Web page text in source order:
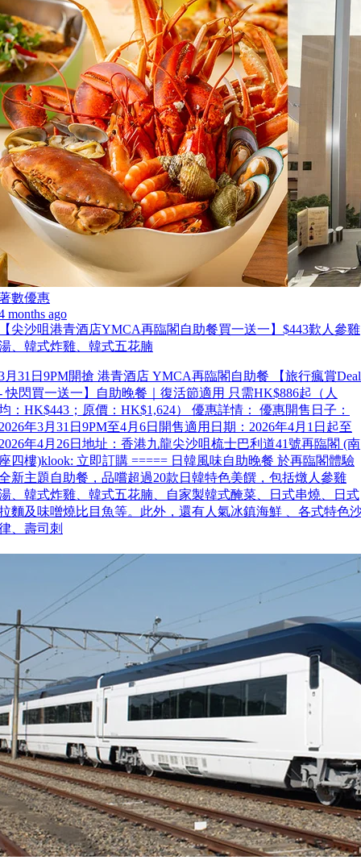
數優惠
months ago
尖沙咀港青酒店YMCA再臨閣自助餐買一送一】$443歎人參雞
、韓式炸雞、韓式五花腩
月31日9PM開搶 港青酒店 YMCA再臨閣自助餐 【旅行瘋賞Deal
快閃買一送一】自助晚餐｜復活節適用 只需HK$886起（人
：HK$443；原價：HK$1,624） 優惠詳情： 優惠開售日子：
年3月31日9PM至4月6日開售適用日期：2026年4月1日起至
年4月26日地址：香港九龍尖沙咀梳士巴利道41號再臨閣 (南
四樓)klook: 立即訂購 ===== 日韓風味自助晚餐 於再臨閣體驗
新主題自助餐，品嚐超過20款日韓特色美饌，包括燉人參雞
、韓式炸雞、韓式五花腩、自家製韓式醃菜、日式串燒、日式
麵及味噌燒比目魚等。此外，還有人氣冰鎮海鮮 、各式特色
、壽司刺